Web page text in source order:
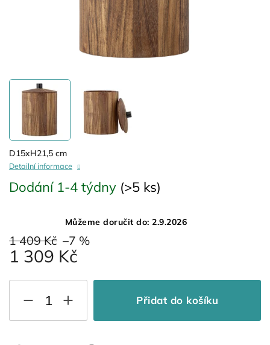
1 409 Kč –7 %
1 309 Kč
Dodání 1-4 týdny (>5 ks)
Můžeme doručit do: 2.9.2026
Přidat do košíku
D15xH21,5 cm
Detailní informace